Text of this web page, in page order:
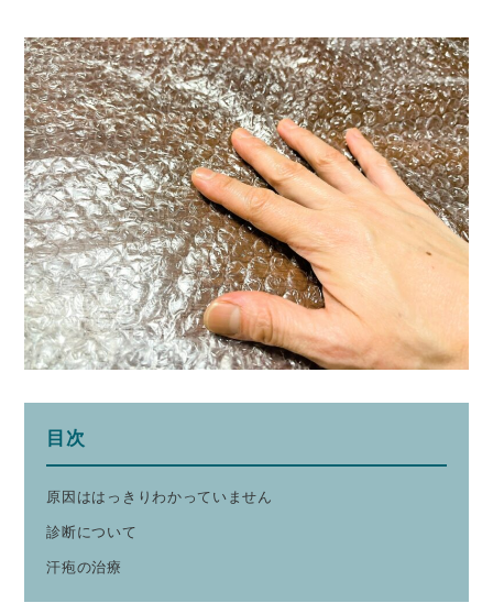
目次
原因ははっきりわかっていません
診断について
汗疱の治療